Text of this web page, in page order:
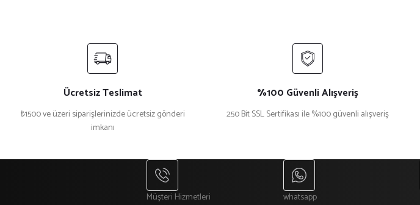
Ücretsiz Teslimat
₺1500 ve üzeri siparişlerinizde ücretsiz gönderi
imkanı
%100 Güvenli Alışveriş
250 Bit SSL Sertifikası ile %100 güvenli alışveriş
Müşteri Hizmetleri whatsapp